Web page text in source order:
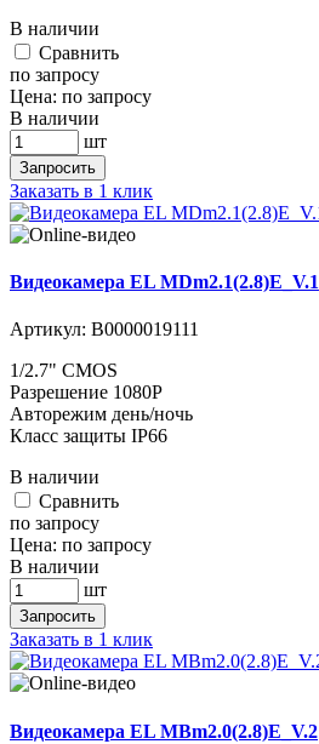
В наличии
Cравнить
по запросу
Цена: по запросу
В наличии
шт
Запросить
Заказать в 1 клик
Видеокамера EL MDm2.1(2.8)E_V.1
Артикул: В0000019111
1/2.7" CMOS
Разрешение 1080P
Авторежим день/ночь
Класс защиты IP66
В наличии
Cравнить
по запросу
Цена: по запросу
В наличии
шт
Запросить
Заказать в 1 клик
Видеокамера EL MBm2.0(2.8)E_V.2